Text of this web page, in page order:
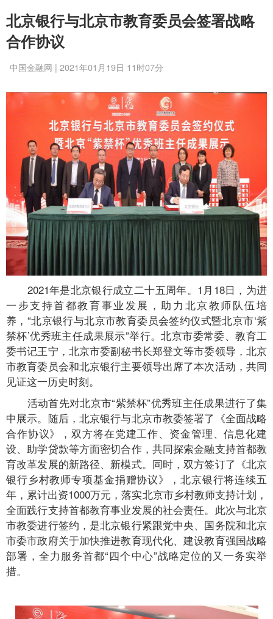
北京银行与北京市教育委员会签署战略
合作协议
中国金融网 | 2021年01月19日 11时07分
2021年是北京银行成立二十五周年。1月18日，为进
一步支持首都教育事业发展，助力北京教师队伍培
养，“北京银行与北京市教育委员会签约仪式暨北京市‘紫
禁杯’优秀班主任成果展示”举行。北京市委常委、教育工
委书记王宁，北京市委副秘书长郑登文等市委领导，北京
市教育委员会和北京银行主要领导出席了本次活动，共同
见证这一历史时刻。
活动首先对北京市“紫禁杯”优秀班主任成果进行了集
中展示。随后，北京银行与北京市教委签署了《全面战略
合作协议》，双方将在党建工作、资金管理、信息化建
设、助学贷款等方面密切合作，共同探索金融支持首都教
育改革发展的新路径、新模式。同时，双方签订了《北京
银行乡村教师专项基金捐赠协议》，北京银行将连续五
年，累计出资1000万元，落实北京市乡村教师支持计划，
全面践行支持首都教育事业发展的社会责任。此次与北京
市教委进行签约，是北京银行紧跟党中央、国务院和北京
市委市政府关于加快推进教育现代化、建设教育强国战略
部署，全力服务首都“四个中心”战略定位的又一务实举
措。